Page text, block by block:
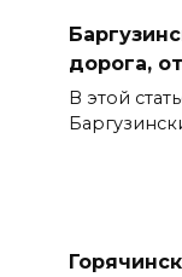
дорога,
В этой